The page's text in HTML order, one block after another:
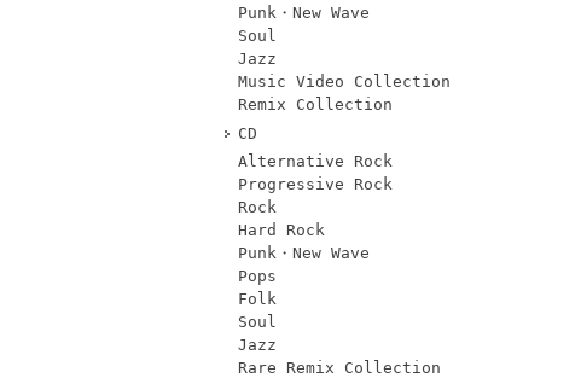
Punk・New Wave
Soul
Jazz
Music Video Collection
Remix Collection
CD
Alternative Rock
Progressive Rock
Rock
Hard Rock
Punk・New Wave
Pops
Folk
Soul
Jazz
Rare Remix Collection